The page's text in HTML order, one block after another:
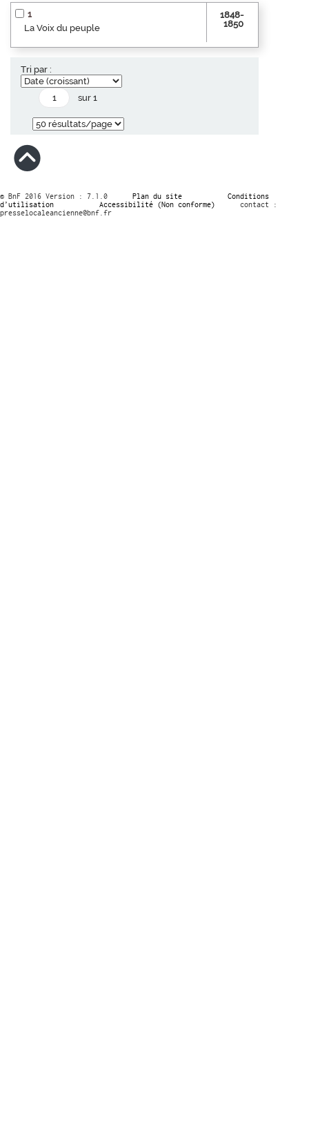
1
La Voix du peuple
1848-
1850
Tri par :
sur 1
© BnF 2016 Version : 7.1.0 Plan du site
Conditions
d’utilisation
Accessibilité (Non conforme)
contact :
presselocaleancienne@bnf.fr